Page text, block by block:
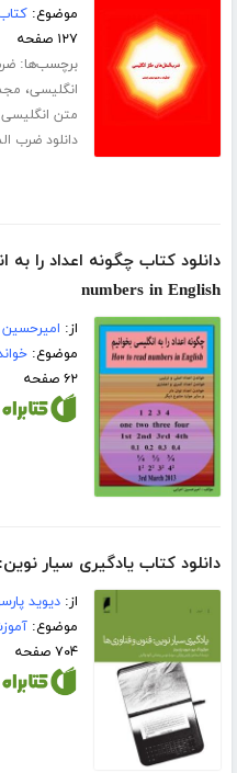
موضوع:
۱۲۷ صفحه
برچسب‌ها:
انگلیسی،
متن انگلیسی
دانلود ضرب
numbers in English
از: امیرحسین
موضوع:
۶۲ صفحه
دانلود کتاب یادگیری سیار
از:دیوید
موضوع:
۷۰۴ صفحه